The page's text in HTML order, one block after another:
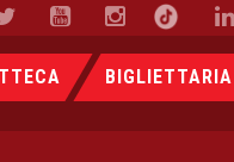
BIGLIETTARIA